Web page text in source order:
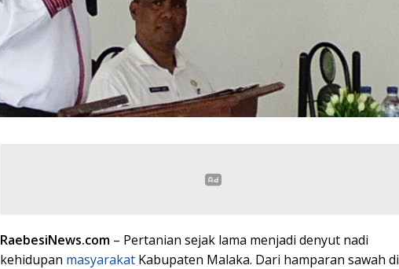
RaebesiNews.com – Pertanian sejak lama menjadi denyut nadi
kehidupan masyarakat Kabupaten Malaka. Dari hamparan sawah di